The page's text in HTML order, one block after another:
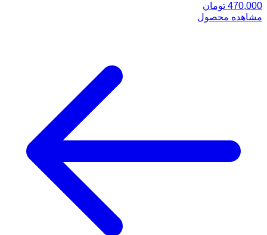
470,000 تومان
مشاهده محصول